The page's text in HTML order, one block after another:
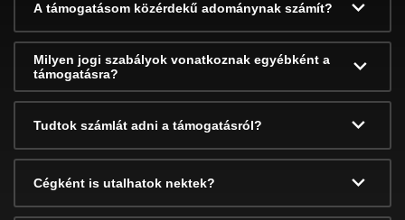
A támogatásom közérdekű adománynak számít?
Milyen jogi szabályok vonatkoznak egyébként a
támogatásra?
Tudtok számlát adni a támogatásról?
Cégként is utalhatok nektek?